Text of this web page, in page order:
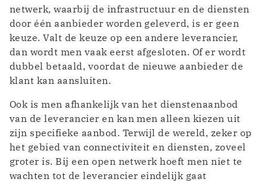
netwerk, waarbij de infrastructuur en de diensten
door één aanbieder worden geleverd, is er geen
keuze. Valt de keuze op een andere leverancier,
dan wordt men vaak eerst afgesloten. Of er wordt
dubbel betaald, voordat de nieuwe aanbieder de
klant kan aansluiten.
Ook is men afhankelijk van het dienstenaanbod
van de leverancier en kan men alleen kiezen uit
zijn specifieke aanbod. Terwijl de wereld, zeker op
het gebied van connectiviteit en diensten, zoveel
groter is. Bij een open netwerk hoeft men niet te
wachten tot de leverancier eindelijk gaat